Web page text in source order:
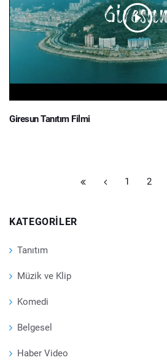
Giresun Tanıtım Filmi
1 2
KATEGORILER
Tanıtım
Müzik ve Klip
Komedi
Belgesel
Haber Video